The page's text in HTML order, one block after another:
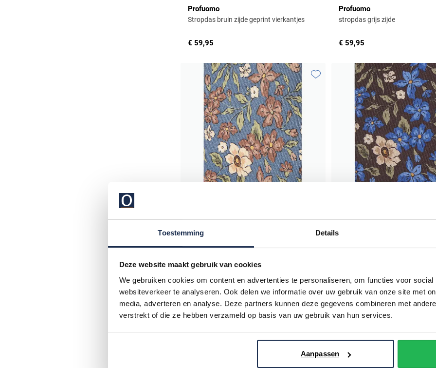
Toestemming Details
Deze website maakt gebruik van cookies
We gebruiken cookies om content en advertenties te personaliseren, om functies voor social
websiteverkeer te analyseren. Ook delen we informatie over uw gebruik van onze site met
media, adverteren en analyse. Deze partners kunnen deze gegevens combineren met
verstrekt of die ze hebben verzameld op basis van uw gebruik van hun services.
Aanpassen
Profuomo
Stropdas bruin zijde geprint vierkantjes
€ 59,95
Profuomo
stropdas grijs zijde
€ 59,95
Profuomo
Stropdas blauw geprint bloemen
€ 59,95
Toevoegen aan favorieten
Stropdas blauw geprint bloemen
Toevoegen aan favorieten